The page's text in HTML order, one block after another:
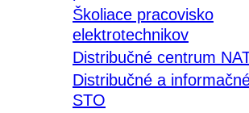
Školiace pracovisko
elektrotechnikov
Distribučné centrum
Distribučné a
STO